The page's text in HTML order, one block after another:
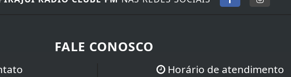
FALE CONOSCO
Horário de atendimento